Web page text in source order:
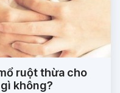
ruột thừa cho
không?